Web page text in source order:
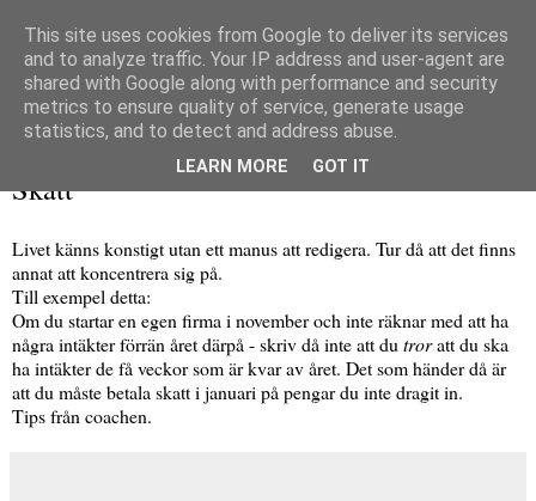
Skatt
Livet känns konstigt utan ett manus att redigera. Tur då att det finns
annat att koncentrera sig på.
Till exempel detta:
Om du startar en egen firma i november och inte räknar med att ha
några intäkter förrän året därpå - skriv då inte att du troratt du ska
ha intäkter de få veckor som är kvar av året. Det som händer då är
att du måste betala skatt i januari på pengar du inte dragit in.
Tips från coachen.
This site uses cookies from Google to deliver its services
and to analyze traffic. Your IP address and user-agent are
shared with Google along with performance and security
metrics to ensure quality of service, generate usage
statistics, and to detect and address abuse.
LEARN MORE GOT IT